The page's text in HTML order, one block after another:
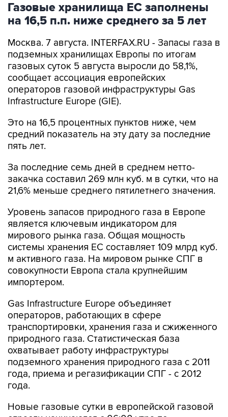
Газовые хранилища ЕС заполнены
на 16,5 п.п. ниже среднего за 5 лет
Москва. 7 августа. INTERFAX.RU - Запасы газа в
подземных хранилищах Европы по итогам
газовых суток 5 августа выросли до 58,1%,
сообщает ассоциация европейских
операторов газовой инфраструктуры Gas
Infrastructure Europe (GIE).
Это на 16,5 процентных пунктов ниже, чем
средний показатель на эту дату за последние
пять лет.
За последние семь дней в среднем нетто-
закачка составил 269 млн куб. м в сутки, что на
21,6% меньше среднего пятилетнего значения.
Уровень запасов природного газа в Европе
является ключевым индикатором для
мирового рынка газа. Общая мощность
системы хранения ЕС составляет 109 млрд куб.
м активного газа. На мировом рынке СПГ в
совокупности Европа стала крупнейшим
импортером.
Gas Infrastructure Europe объединяет
операторов, работающих в сфере
транспортировки, хранения газа и сжиженного
природного газа. Статистическая база
охватывает работу инфраструктуры
подземного хранения природного газа с 2011
года, приема и регазификации СПГ - с 2012
года.
Новые газовые сутки в европейской газовой